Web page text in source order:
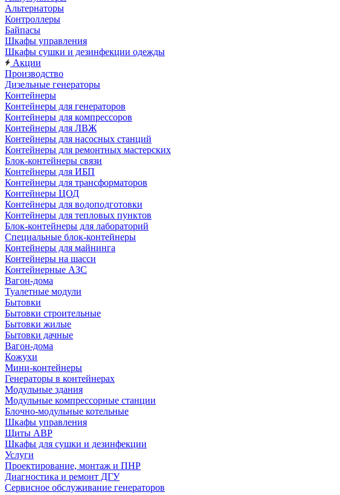
Альтернаторы
Контроллеры
Байпасы
Шкафы управления
Шкафы сушки и дезинфекции одежды
Акции
Производство
Дизельные генераторы
Контейнеры
Контейнеры для генераторов
Контейнеры для компрессоров
Контейнеры для ЛВЖ
Контейнеры для насосных станций
Контейнеры для ремонтных мастерских
Блок-контейнеры связи
Контейнеры для ИБП
Контейнеры для трансформаторов
Контейнеры ЦОД
Контейнеры для водоподготовки
Контейнеры для тепловых пунктов
Блок-контейнеры для лабораторий
Специальные блок-контейнеры
Контейнеры для майнинга
Контейнеры на шасси
Контейнерные АЗС
Вагон-дома
Туалетные модули
Бытовки
Бытовки строительные
Бытовки жилые
Бытовки дачные
Вагон-дома
Кожухи
Мини-контейнеры
Генераторы в контейнерах
Модульные здания
Модульные компрессорные станции
Блочно-модульные котельные
Шкафы управления
Щиты АВР
Шкафы для сушки и дезинфекции
Услуги
Проектирование, монтаж и ПНР
Диагностика и ремонт ДГУ
Сервисное обслуживание генераторов